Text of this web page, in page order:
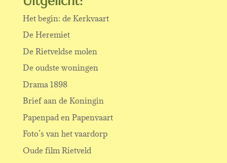
Het begin: de Kerkvaart
De Heremiet
De Rietveldse molen
De oudste woningen
Drama 1898
Brief aan de Koningin
Papenpad en Papenvaart
Foto’s van het vaardorp
Oude film Rietveld